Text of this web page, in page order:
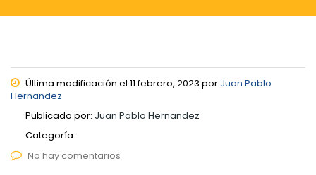
Última modificación el 11 febrero, 2023 por Juan Pablo
Hernandez
Publicado por: Juan Pablo Hernandez
Categoría:
No hay comentarios